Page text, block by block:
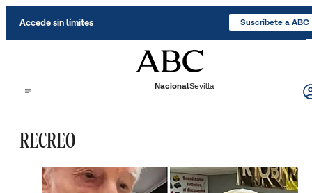
Accede sin límites Suscríbete a ABC
NacionalSevilla
RECREO